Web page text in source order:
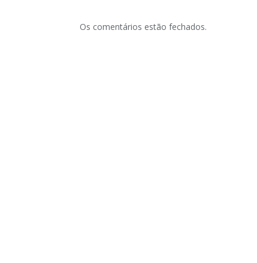
Os comentários estão fechados.